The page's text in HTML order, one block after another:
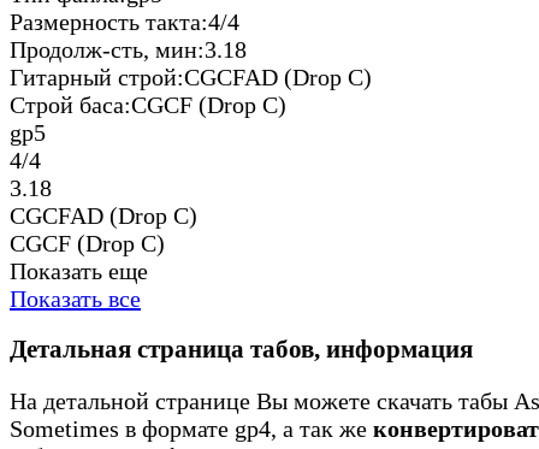
Размерность такта:4/4
Продолж-сть, мин:3.18
Гитарный строй:CGCFAD (Drop C)
Строй баса:CGCF (Drop C)
gp5
4/4
3.18
CGCFAD (Drop C)
CGCF (Drop C)
Показать еще
Показать все
Детальная страница табов, информация
На детальной странице Вы можете скачать табы
Sometimes в формате gp4, а так же